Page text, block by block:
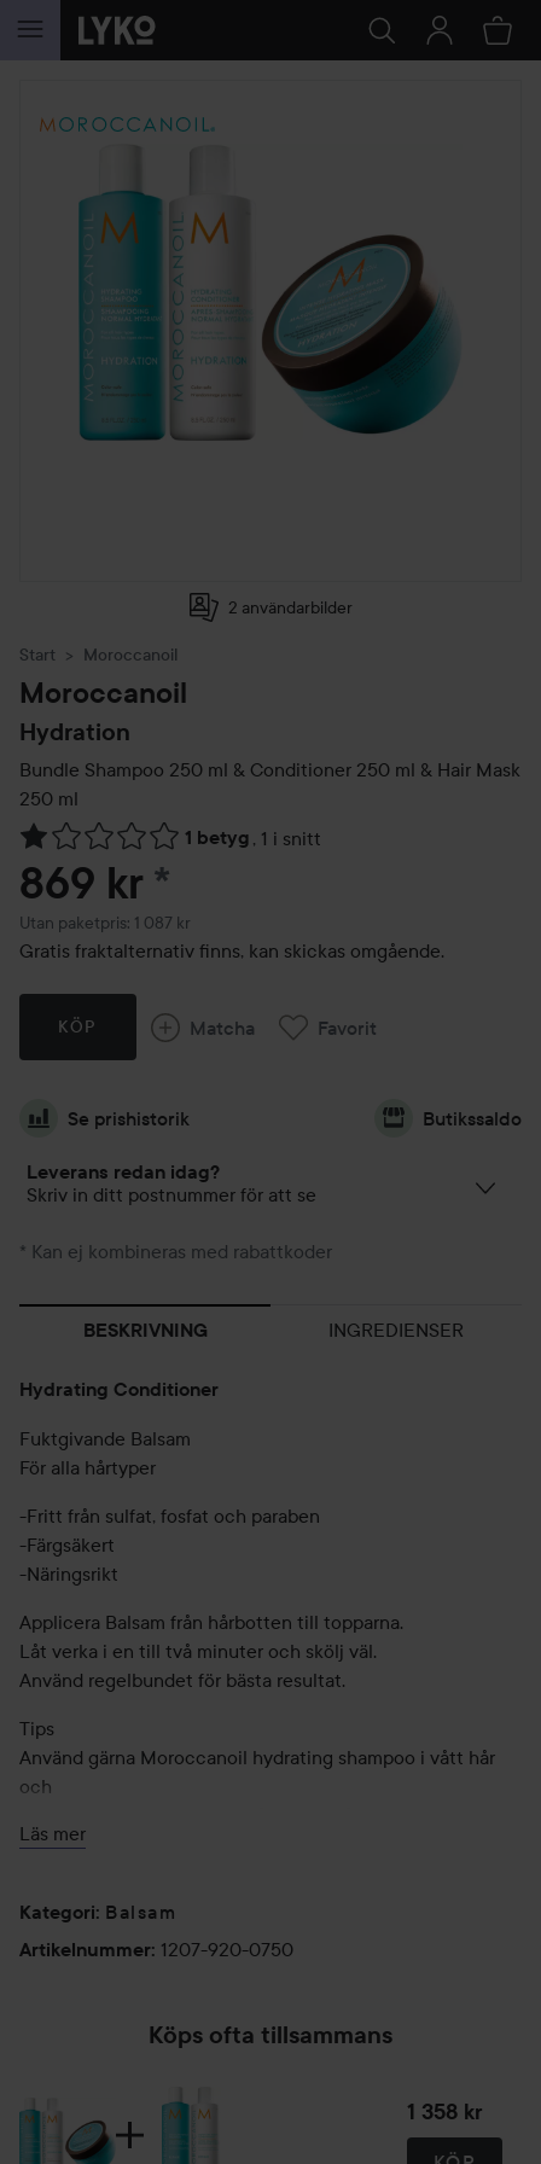
HOPPA TILL INNEHÅLLET
2 användarbilder
Start Moroccanoil
Moroccanoil
Hydration
Bundle Shampoo 250 ml & Conditioner 250 ml & Hair Mask
250 ml
1 betyg , 1 i snitt
Hoppa till Betyg & kommentarer
869 kr *
Utan paketpris: 1 087 kr
Gratis fraktalternativ finns, kan skickas omgående.
KÖP Matcha Favorit
Se prishistorik Butikssaldo
Leverans redan idag?
Skriv in ditt postnummer för att se
* Kan ej kombineras med rabattkoder
BESKRIVNING INGREDIENSER
Hydrating Conditioner
Fuktgivande Balsam
För alla hårtyper
-Fritt från sulfat, fosfat och paraben
-Färgsäkert
-Näringsrikt
Applicera Balsam från hårbotten till topparna.
Låt verka i en till två minuter och skölj väl.
Använd regelbundet för bästa resultat.
Tips
Använd gärna Moroccanoil hydrating shampoo i vått hår
och
Det är en mycket koncentrerad formel som kräver mycket
för att det rika, lyxiga löddret ska aktiveras. Krama försiktigt
överflödigt vatten innan Balsam appliceras.
Fuktgivande Shampoo
För alla hårtyper
Läs mer
Kategori: Balsam
Artikelnummer: 1207-920-0750
Köps ofta tillsammans
1 358 kr